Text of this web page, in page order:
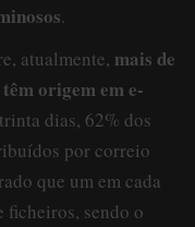
.
atualmente, mais de
origem em e-
dias, 62% dos
por correio
que um em cada
ficheiros, sendo o